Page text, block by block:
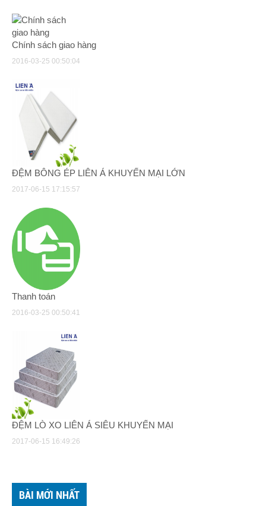
Chính sách giao hàng
2016-03-25 00:50:04
ĐỆM BÔNG ÉP LIÊN Á KHUYẾN MẠI LỚN
2017-06-15 17:15:57
Thanh toán
2016-03-25 00:50:41
ĐỆM LÒ XO LIÊN Á SIÊU KHUYẾN MẠI
2017-06-15 16:49:26
BÀI MỚI NHẤT